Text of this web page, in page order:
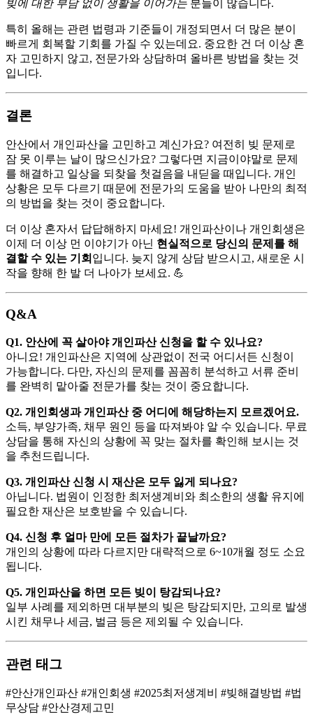
빚에 대한 부담 없이 생활을 이어가는 분들이 많습니다.
특히 올해는 관련 법령과 기준들이 개정되면서 더 많은 분이
빠르게 회복할 기회를 가질 수 있는데요. 중요한 건 더 이상 혼
자 고민하지 않고, 전문가와 상담하며 올바른 방법을 찾는 것
입니다.
결론
안산에서 개인파산을 고민하고 계신가요? 여전히 빚 문제로
잠 못 이루는 날이 많으신가요? 그렇다면 지금이야말로 문제
를 해결하고 일상을 되찾을 첫걸음을 내딛을 때입니다. 개인
상황은 모두 다르기 때문에 전문가의 도움을 받아 나만의 최적
의 방법을 찾는 것이 중요합니다.
더 이상 혼자서 답답해하지 마세요! 개인파산이나 개인회생은
이제 더 이상 먼 이야기가 아닌 현실적으로 당신의 문제를 해
결할 수 있는 기회 입니다. 늦지 않게 상담 받으시고, 새로운 시
작을 향해 한 발 더 나아가 보세요. 💪
Q&A
Q1. 안산에 꼭 살아야 개인파산 신청을 할 수 있나요?
아니요! 개인파산은 지역에 상관없이 전국 어디서든 신청이
가능합니다. 다만, 자신의 문제를 꼼꼼히 분석하고 서류 준비
를 완벽히 맡아줄 전문가를 찾는 것이 중요합니다.
Q2. 개인회생과 개인파산 중 어디에 해당하는지 모르겠어요.
소득, 부양가족, 채무 원인 등을 따져봐야 알 수 있습니다. 무료
상담을 통해 자신의 상황에 꼭 맞는 절차를 확인해 보시는 것
을 추천드립니다.
Q3. 개인파산 신청 시 재산은 모두 잃게 되나요?
아닙니다. 법원이 인정한 최저생계비와 최소한의 생활 유지에
필요한 재산은 보호받을 수 있습니다.
Q4. 신청 후 얼마 만에 모든 절차가 끝날까요?
개인의 상황에 따라 다르지만 대략적으로 6~10개월 정도 소요
됩니다.
Q5. 개인파산을 하면 모든 빚이 탕감되나요?
일부 사례를 제외하면 대부분의 빚은 탕감되지만, 고의로 발생
시킨 채무나 세금, 벌금 등은 제외될 수 있습니다.
관련 태그
#안산개인파산 #개인회생 #2025최저생계비 #빚해결방법 #법
무상담 #안산경제고민